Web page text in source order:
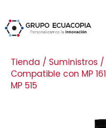
Tienda / Suministros /
Compatible con MP 161,
MP 515